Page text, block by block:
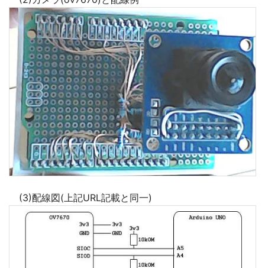
(3)配線図(上記URL記載と同一)